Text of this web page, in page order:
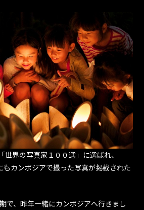
世界の写真家１００選」に選ばれ、
もカンボジアで撮った写真が掲載された
で、昨年一緒にカンボジアへ行きまし